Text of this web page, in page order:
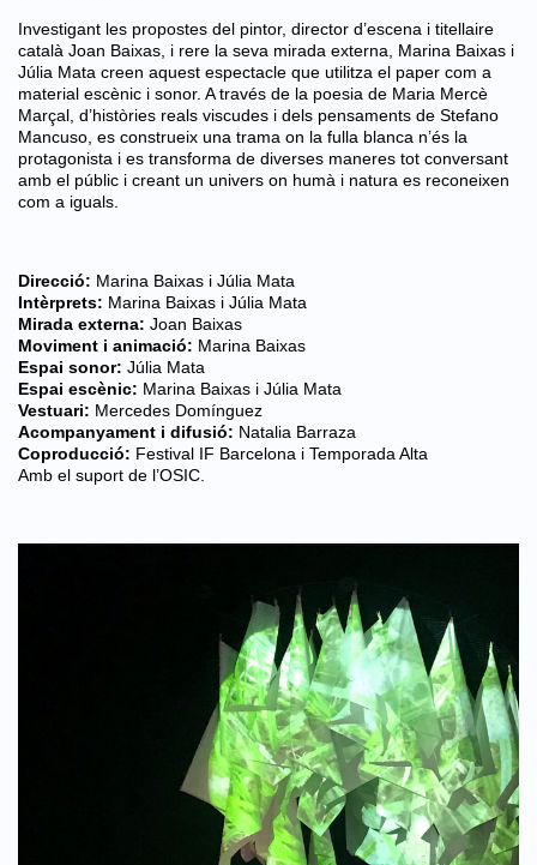
Investigant les propostes del pintor, director d’escena i titellaire
català Joan Baixas, i rere la seva mirada externa, Marina Baixas i
Júlia Mata creen aquest espectacle que utilitza el paper com a
material escènic i sonor. A través de la poesia de Maria Mercè
Marçal, d’històries reals viscudes i dels pensaments de Stefano
Mancuso, es construeix una trama on la fulla blanca n’és la
protagonista i es transforma de diverses maneres tot conversant
amb el públic i creant un univers on humà i natura es reconeixen
com a iguals.
Direcció: Marina Baixas i Júlia Mata
Intèrprets: Marina Baixas i Júlia Mata
Mirada externa: Joan Baixas
Moviment i animació: Marina Baixas
Espai sonor: Júlia Mata
Espai escènic: Marina Baixas i Júlia Mata
Vestuari: Mercedes Domínguez
Acompanyament i difusió: Natalia Barraza
Coproducció: Festival IF Barcelona i Temporada Alta
Amb el suport de l’OSIC.